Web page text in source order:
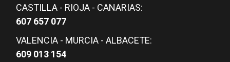
CASTILLA - RIOJA - CANARIAS:
607 657 077
VALENCIA - MURCIA - ALBACETE:
609 013 154